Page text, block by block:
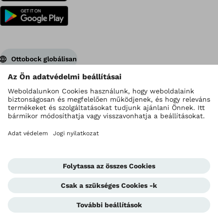
Ottobock globálisan
Szerzői jogok az Ottobock vállalatnál
Adatvédelmi beállítások
Impresszum
Felhasználási feltételek
Corporate Home
Bejelentő egység